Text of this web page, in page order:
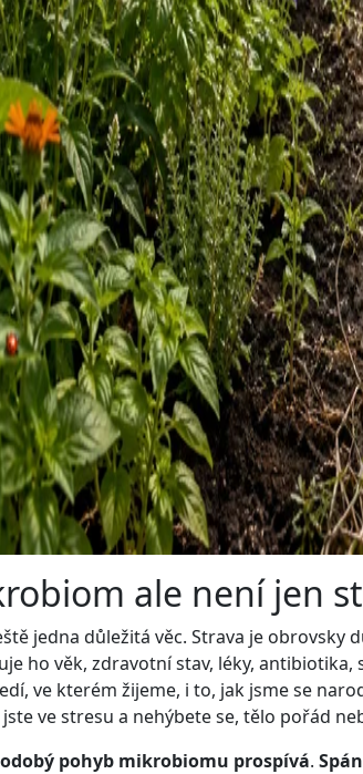
ale není jen
jedna důležitá věc. Strava je obrovsky
ho věk, zdravotní stav, léky,
ve kterém žijeme, i to, jak jsme se
ve stresu a nehýbete se, tělo pořád
pohyb mikrobiomu prospívá.